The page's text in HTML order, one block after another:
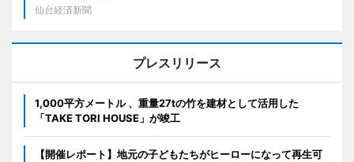
仙台経済新聞
プレスリリース
1,000平方メートル 、重量27tの竹を建材として活用した
「TAKE TORI HOUSE」が竣工
【開催レポート】地元の子どもたちがヒーローになって再生可